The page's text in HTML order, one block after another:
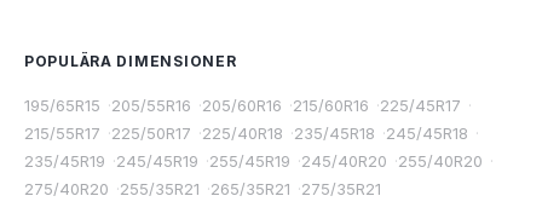
POPULÄRA DIMENSIONER
195/65R15 ·205/55R16 ·205/60R16 ·215/60R16 ·225/45R17 ·
215/55R17 ·225/50R17 ·225/40R18 ·235/45R18 ·245/45R18 ·
235/45R19 ·245/45R19 ·255/45R19 ·245/40R20 ·255/40R20 ·
275/40R20 ·255/35R21 ·265/35R21 ·275/35R21